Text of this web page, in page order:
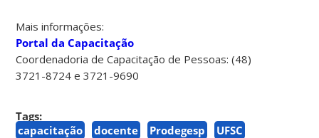
Mais informações:
Portal da Capacitação
Coordenadoria de Capacitação de Pessoas: (48)
3721-8724 e 3721-9690
Tags:
capacitação
docente Prodegesp UFSC